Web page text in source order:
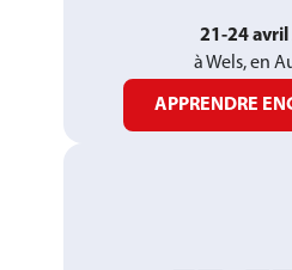
21-24 avril
à Wels, en
APPRENDRE